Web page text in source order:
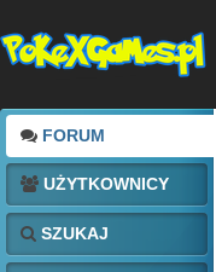
FORUM
UŻYTKOWNICY
SZUKAJ